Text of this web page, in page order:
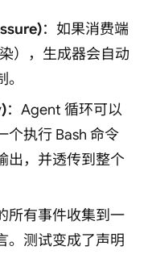
：如果消费端
），生成器会自动
：Agent 循环可以
个执行 Bash 命令
出，并透传到整个
所有事件收集到一
。测试变成了声明